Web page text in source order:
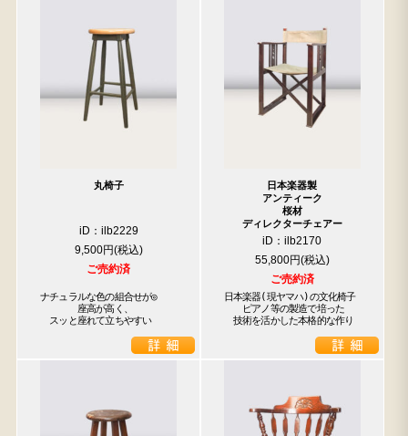
丸椅子
iD：ilb2229
9,500円
ご売約済
ナチュラルな色の組合せが◎
座高が高く、
スッと座れて立ちやすい
日本楽器製
アンティーク
桜材
ディレクターチェアー
iD：ilb2170
55,800円
ご売約済
日本楽器(現ヤマハ)の文化椅子
ピアノ等の製造で培った
技術を活かした本格的な作り
人気の検索キーワード
2980 松本民芸 小長火鉢
踏台
李朝 1601